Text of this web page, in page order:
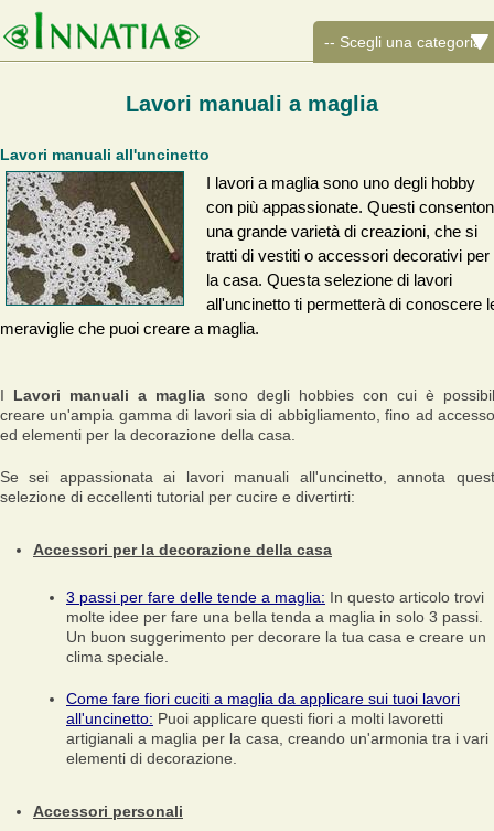
Lavori manuali a maglia
Lavori manuali all'uncinetto
I lavori a maglia sono uno degli hobby
con più appassionate. Questi
una grande varietà di creazioni, che si
tratti di vestiti o accessori decorativi per
la casa. Questa selezione di lavori
all'uncinetto ti permetterà di conoscere
meraviglie che puoi creare a maglia.
I Lavori manuali a maglia sono degli hobbies con cui è
creare un'ampia gamma di lavori sia di abbigliamento, fino ad
ed elementi per la decorazione della casa.
Se sei appassionata ai lavori manuali all'uncinetto, annota
selezione di eccellenti tutorial per cucire e divertirti:
Accessori per la decorazione della casa
3 passi per fare delle tende a maglia: In questo articolo trovi
molte idee per fare una bella tenda a maglia in solo 3 passi.
Un buon suggerimento per decorare la tua casa e creare un
clima speciale.
Come fare fiori cuciti a maglia da applicare sui tuoi lavori
all'uncinetto: Puoi applicare questi fiori a molti lavoretti
artigianali a maglia per la casa, creando un'armonia tra i vari
elementi di decorazione.
Accessori personali